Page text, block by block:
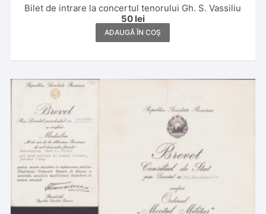
Bilet de intrare la concertul tenorului Gh. S. Vassiliu
50 lei
ADAUGĂ ÎN COȘ